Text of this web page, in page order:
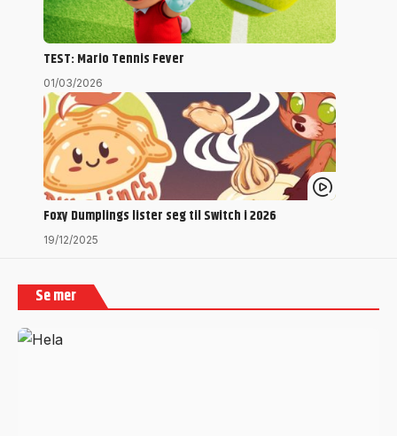
TEST: Mario Tennis Fever
01/03/2026
Foxy Dumplings lister seg til Switch i 2026
19/12/2025
Se mer